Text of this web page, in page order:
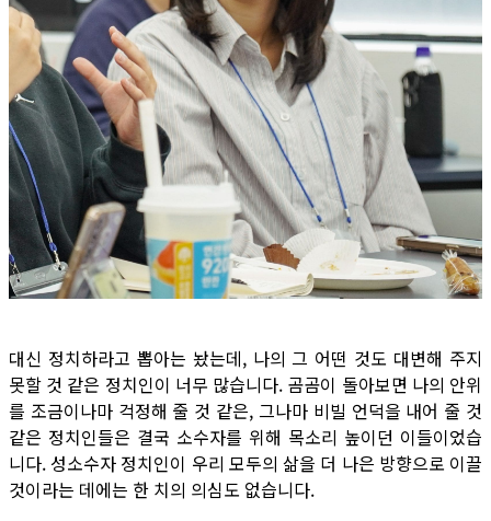
대신 정치하라고 뽑아는 놨는데, 나의 그 어떤 것도 대변해 주지
못할 것 같은 정치인이 너무 많습니다. 곰곰이 돌아보면 나의 안위
를 조금이나마 걱정해 줄 것 같은, 그나마 비빌 언덕을 내어 줄 것
같은 정치인들은 결국 소수자를 위해 목소리 높이던 이들이었습
니다. 성소수자 정치인이 우리 모두의 삶을 더 나은 방향으로 이끌
것이라는 데에는 한 치의 의심도 없습니다.